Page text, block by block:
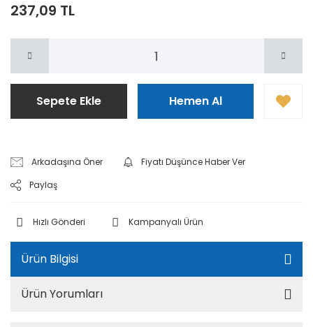
237,09 TL
Sepete Ekle Hemen Al
Arkadaşına Öner
Fiyatı Düşünce Haber Ver
Paylaş
Hızlı Gönderi Kampanyalı Ürün
Ürün Bilgisi
Ürün Yorumları